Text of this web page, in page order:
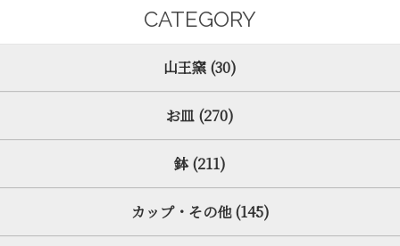
CATEGORY
山王窯 (30)
お皿 (270)
鉢 (211)
カップ・その他 (145)